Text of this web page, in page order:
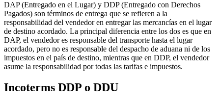
DAP (Entregado en el Lugar) y DDP (Entregado con Derechos
Pagados) son términos de entrega que se refieren a la
responsabilidad del vendedor en entregar las mercancías en el lugar
de destino acordado. La principal diferencia entre los dos es que en
DAP, el vendedor es responsable del transporte hasta el lugar
acordado, pero no es responsable del despacho de aduana ni de los
impuestos en el país de destino, mientras que en DDP, el vendedor
asume la responsabilidad por todas las tarifas e impuestos.
Incoterms DDP o DDU